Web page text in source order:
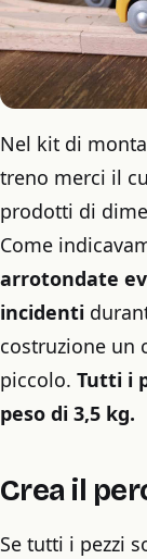
Nel kit di
treno merci il
prodotti di
Come
arrotondate
incidenti
costruzione un
piccolo. Tutti i
peso di 3,5 kg.
Crea il
Se tutti i pezzi